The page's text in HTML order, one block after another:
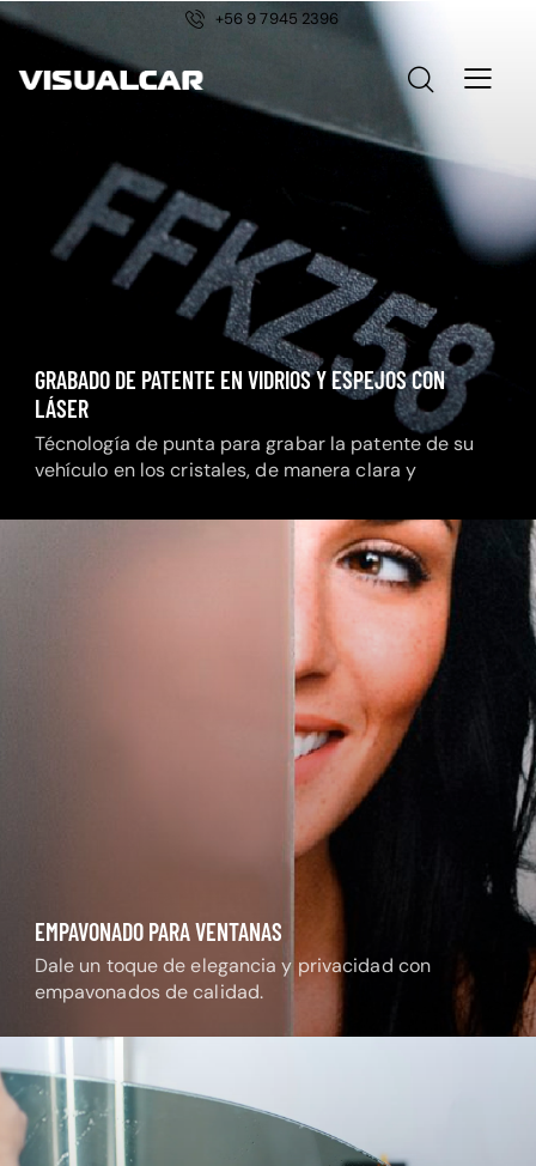
+56 9 7945 2396
GRABADO DE PATENTE EN VIDRIOS Y ESPEJOS CON
LÁSER
Técnología de punta para grabar la patente de su
vehículo en los cristales, de manera clara y
EMPAVONADO PARA VENTANAS
Dale un toque de elegancia y privacidad con
empavonados de calidad.